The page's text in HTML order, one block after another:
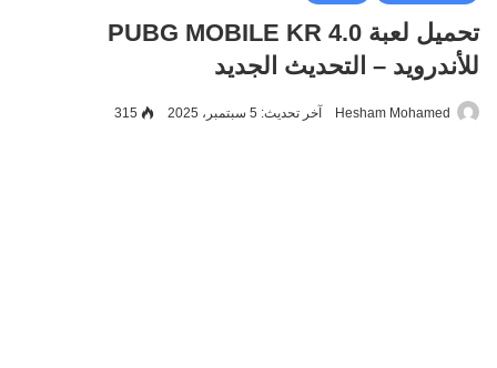
تحميل لعبة PUBG MOBILE KR 4.0
للأندرويد – التحديث الجديد
Hesham Mohamed آخر تحديث: 5 سبتمبر، 2025 315